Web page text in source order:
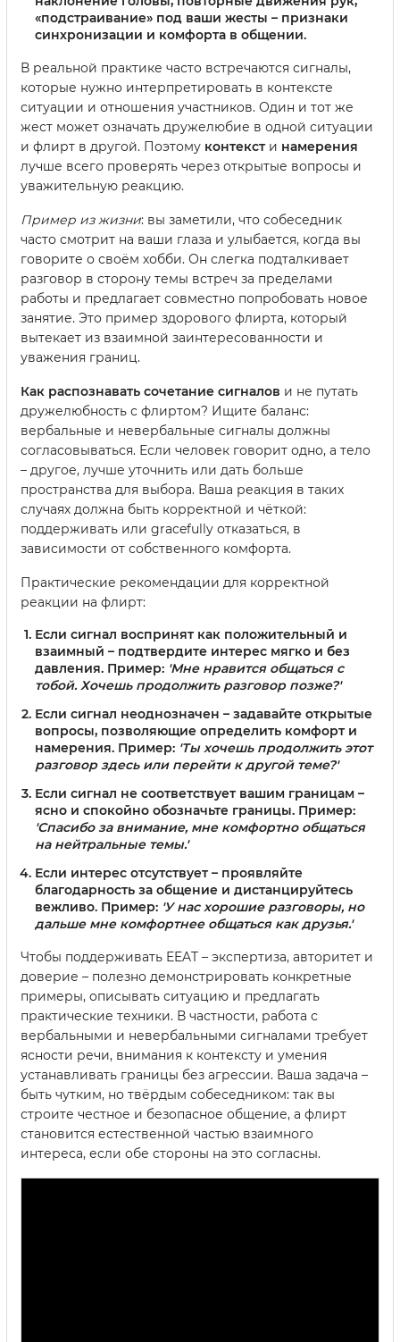
«подстраивание» под ваши жесты – признаки
синхронизации и комфорта в общении.
В реальной практике часто встречаются сигналы,
которые нужно интерпретировать в контексте
ситуации и отношения участников. Один и тот же
жест может означать дружелюбие в одной ситуации
и флирт в другой. Поэтому контекст и намерения
лучше всего проверять через открытые вопросы и
уважительную реакцию.
Пример из жизни: вы заметили, что собеседник
часто смотрит на ваши глаза и улыбается, когда вы
говорите о своём хобби. Он слегка подталкивает
разговор в сторону темы встреч за пределами
работы и предлагает совместно попробовать новое
занятие. Это пример здорового флирта, который
вытекает из взаимной заинтересованности и
уважения границ.
Как распознавать сочетание сигналов и не путать
дружелюбность с флиртом? Ищите баланс:
вербальные и невербальные сигналы должны
согласовываться. Если человек говорит одно, а тело
– другое, лучше уточнить или дать больше
пространства для выбора. Ваша реакция в таких
случаях должна быть корректной и чёткой:
поддерживать или gracefully отказаться, в
зависимости от собственного комфорта.
Практические рекомендации для корректной
реакции на флирт:
Если сигнал воспринят как положительный и
взаимный – подтвердите интерес мягко и без
давления. Пример: 'Мне нравится общаться с
тобой. Хочешь продолжить разговор позже?'
Если сигнал неоднозначен – задавайте открытые
вопросы, позволяющие определить комфорт и
намерения. Пример: 'Ты хочешь продолжить этот
разговор здесь или перейти к другой теме?'
Если сигнал не соответствует вашим границам –
ясно и спокойно обозначьте границы. Пример:
'Спасибо за внимание, мне комфортно общаться
на нейтральные темы.'
Если интерес отсутствует – проявляйте
благодарность за общение и дистанцируйтесь
вежливо. Пример: 'У нас хорошие разговоры, но
дальше мне комфортнее общаться как друзья.'
Чтобы поддерживать EEAT – экспертиза, авторитет и
доверие – полезно демонстрировать конкретные
примеры, описывать ситуацию и предлагать
практические техники. В частности, работа с
вербальными и невербальными сигналами требует
ясности речи, внимания к контексту и умения
устанавливать границы без агрессии. Ваша задача –
быть чутким, но твёрдым собеседником: так вы
строите честное и безопасное общение, а флирт
становится естественной частью взаимного
интереса, если обе стороны на это согласны.